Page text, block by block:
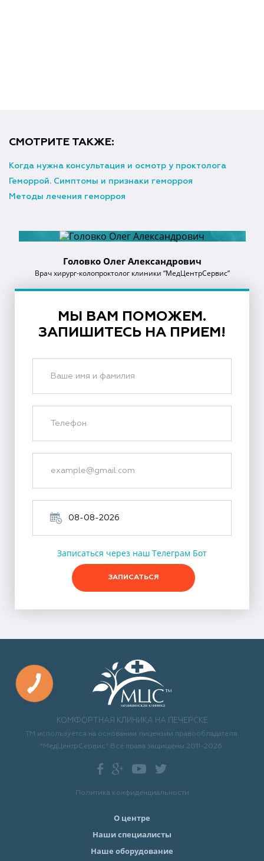
СМОТРИТЕ ТАКЖЕ:
Когда нужна консультация и осмотр у проктолога
Геморрой. Симптомы и признаки геморроя
Методы лечения геморроя
Головко Олег Александрович
Врач хирург-колопроктолог клиники “МедЦентрСервис”
МЫ ВАМ ПОМОЖЕМ.
ЗАПИШИТЕСЬ НА ПРИЕМ!
Записаться через наш Телеграм Бот
ЗАПИСАТЬСЯ
КОМФОРТНАЯ КЛИНИКА НА ПЕЧЕРСКЕ
ТМ используется на основании лицензии правообладателя.
"МедЦентрСервис" Все права защищены 2011-2026.
Политика конфиденциальности
О центре
Наши специалисты
Наше оборудование